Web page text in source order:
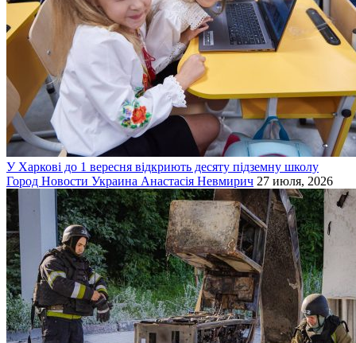
У Харкові до 1 вересня відкриють десяту підземну школу
Город Новости Украина Анастасія Невмирич 27 июля, 2026